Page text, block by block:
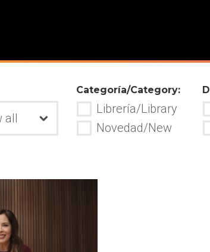
Categoría/Category:
Librería/Library
Novedad/New